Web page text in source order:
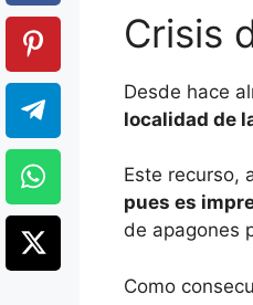
Crisis
Desde hace
localidad de
Este recurso,
pues es
de apagones
Como